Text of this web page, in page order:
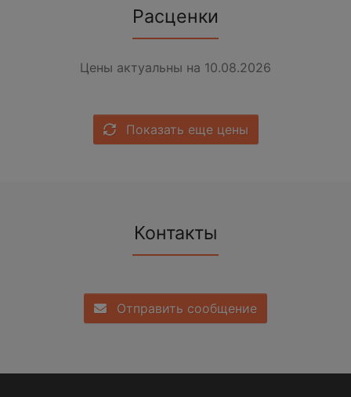
Расценки
Цены актуальны на 10.08.2026
Показать еще цены
Контакты
Отправить сообщение